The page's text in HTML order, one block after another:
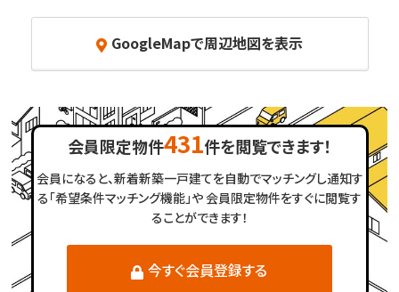
GoogleMapで周辺地図を表示
会員限定物件431件を閲覧できます！
会員になると、新着新築一戸建てを自動でマッチングし通知す
る「希望条件マッチング機能」や会員限定物件をすぐに閲覧す
ることができます！
今すぐ会員登録する